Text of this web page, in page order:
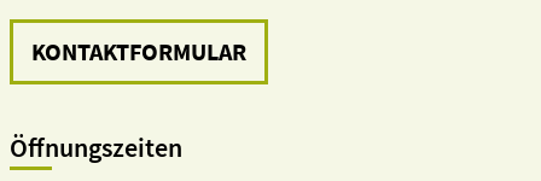
KONTAKTFORMULAR
Öffnungszeiten